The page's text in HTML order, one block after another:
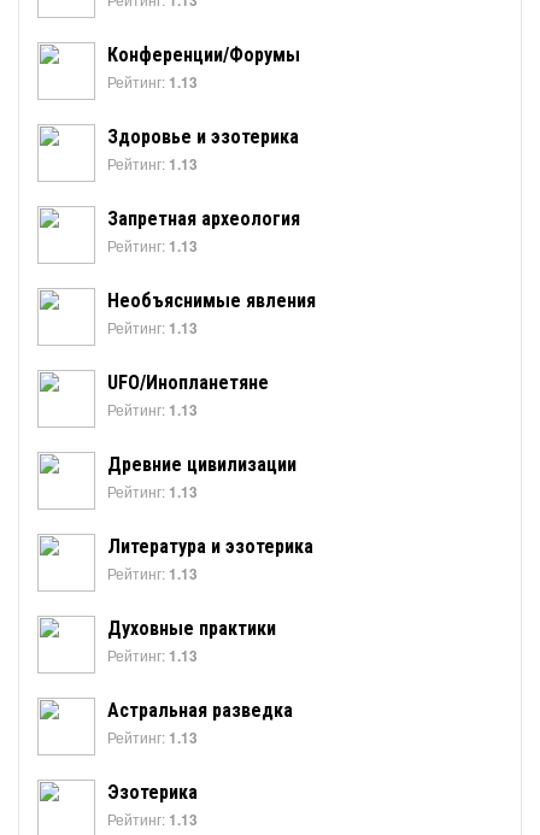
Конференции/Форумы
Рейтинг: 1.13
Здоровье и эзотерика
Рейтинг: 1.13
Запретная археология
Рейтинг: 1.13
Необъяснимые явления
Рейтинг: 1.13
UFO/Инопланетяне
Рейтинг: 1.13
Древние цивилизации
Рейтинг: 1.13
Литература и эзотерика
Рейтинг: 1.13
Духовные практики
Рейтинг: 1.13
Астральная разведка
Рейтинг: 1.13
Эзотерика
Рейтинг: 1.13